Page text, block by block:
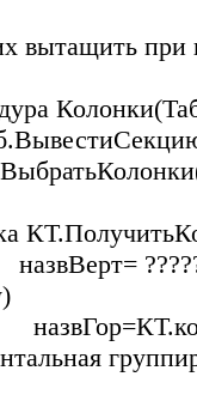
вытащить при
?????